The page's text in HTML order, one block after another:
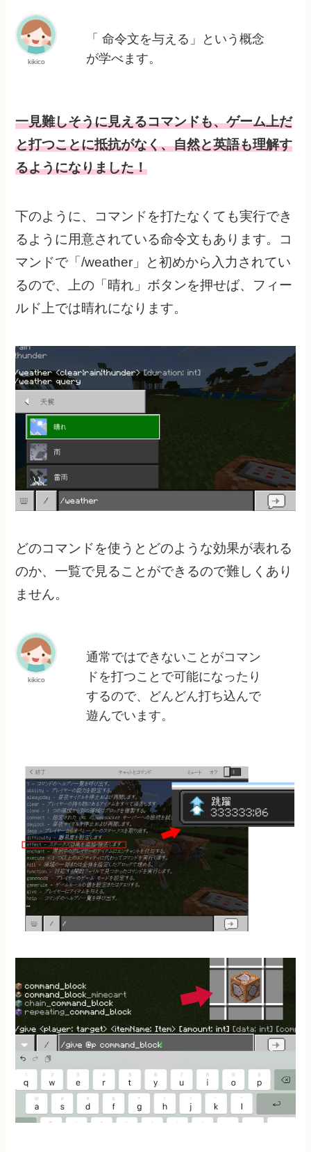
kikico
「 命令文を与える」という概念
が学べます。
一見難しそうに見えるコマンドも、ゲーム上だ
と打つことに抵抗がなく、自然と英語も理解す
るようになりました！
下のように、コマンドを打たなくても実行でき
るように用意されている命令文もあります。コ
マンドで「/weather」と初めから入力されてい
るので、上の「晴れ」ボタンを押せば、フィー
ルド上では晴れになります。
どのコマンドを使うとどのような効果が表れる
のか、一覧で見ることができるので難しくあり
ません。
kikico
通常ではできないことがコマン
ドを打つことで可能になったり
するので、どんどん打ち込んで
遊んでいます。